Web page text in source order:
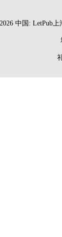
中国: LetPub上